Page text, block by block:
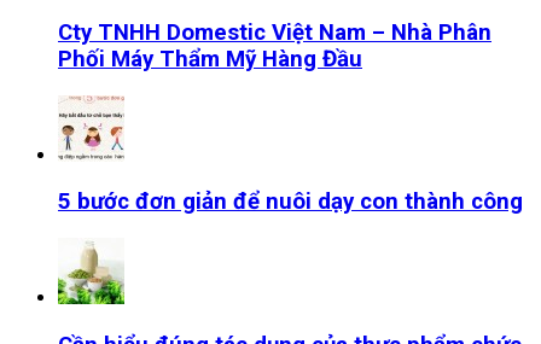
Cty TNHH Domestic Việt Nam – Nhà Phân
Phối Máy Thẩm Mỹ Hàng Đầu
5 bước đơn giản để nuôi dạy con thành công